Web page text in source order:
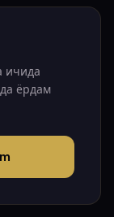
ичида
ёрдам